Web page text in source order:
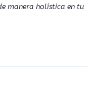
manera holística en tu